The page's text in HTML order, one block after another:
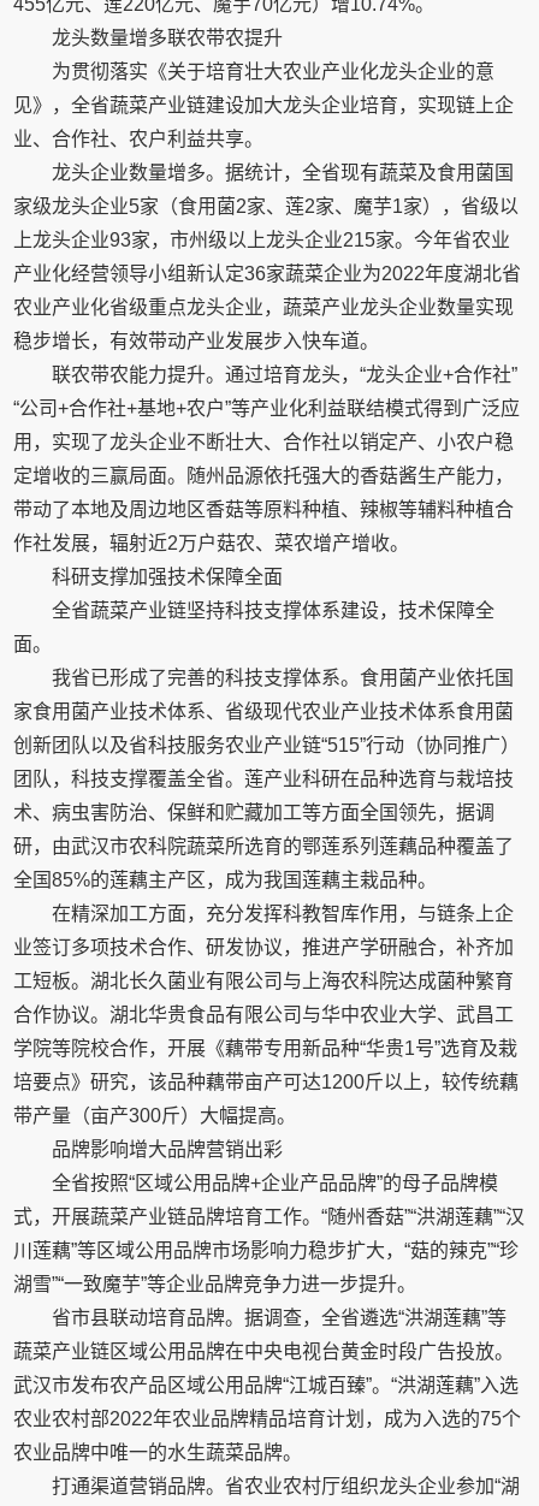
455亿元、莲220亿元、魔芋70亿元）增10.74%。
龙头数量增多联农带农提升
为贯彻落实《关于培育壮大农业产业化龙头企业的意
见》，全省蔬菜产业链建设加大龙头企业培育，实现链上企
业、合作社、农户利益共享。
龙头企业数量增多。据统计，全省现有蔬菜及食用菌国
家级龙头企业5家（食用菌2家、莲2家、魔芋1家），省级以
上龙头企业93家，市州级以上龙头企业215家。今年省农业
产业化经营领导小组新认定36家蔬菜企业为2022年度湖北省
农业产业化省级重点龙头企业，蔬菜产业龙头企业数量实现
稳步增长，有效带动产业发展步入快车道。
联农带农能力提升。通过培育龙头，“龙头企业+合作社”
“公司+合作社+基地+农户”等产业化利益联结模式得到广泛应
用，实现了龙头企业不断壮大、合作社以销定产、小农户稳
定增收的三赢局面。随州品源依托强大的香菇酱生产能力，
带动了本地及周边地区香菇等原料种植、辣椒等辅料种植合
作社发展，辐射近2万户菇农、菜农增产增收。
科研支撑加强技术保障全面
全省蔬菜产业链坚持科技支撑体系建设，技术保障全
面。
我省已形成了完善的科技支撑体系。食用菌产业依托国
家食用菌产业技术体系、省级现代农业产业技术体系食用菌
创新团队以及省科技服务农业产业链“515”行动（协同推广）
团队，科技支撑覆盖全省。莲产业科研在品种选育与栽培技
术、病虫害防治、保鲜和贮藏加工等方面全国领先，据调
研，由武汉市农科院蔬菜所选育的鄂莲系列莲藕品种覆盖了
全国85%的莲藕主产区，成为我国莲藕主栽品种。
在精深加工方面，充分发挥科教智库作用，与链条上企
业签订多项技术合作、研发协议，推进产学研融合，补齐加
工短板。湖北长久菌业有限公司与上海农科院达成菌种繁育
合作协议。湖北华贵食品有限公司与华中农业大学、武昌工
学院等院校合作，开展《藕带专用新品种“华贵1号”选育及栽
培要点》研究，该品种藕带亩产可达1200斤以上，较传统藕
带产量（亩产300斤）大幅提高。
品牌影响增大品牌营销出彩
全省按照“区域公用品牌+企业产品品牌”的母子品牌模
式，开展蔬菜产业链品牌培育工作。“随州香菇”“洪湖莲藕”“汉
川莲藕”等区域公用品牌市场影响力稳步扩大，“菇的辣克”“珍
湖雪”“一致魔芋”等企业品牌竞争力进一步提升。
省市县联动培育品牌。据调查，全省遴选“洪湖莲藕”等
蔬菜产业链区域公用品牌在中央电视台黄金时段广告投放。
武汉市发布农产品区域公用品牌“江城百臻”。“洪湖莲藕”入选
农业农村部2022年农业品牌精品培育计划，成为入选的75个
农业品牌中唯一的水生蔬菜品牌。
打通渠道营销品牌。省农业农村厅组织龙头企业参加“湖